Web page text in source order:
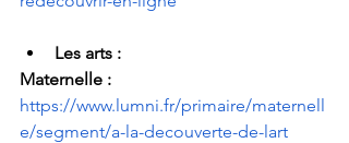
Les arts :
Maternelle :
https://www.lumni.fr/primaire/maternell
e/segment/a-la-decouverte-de-lart